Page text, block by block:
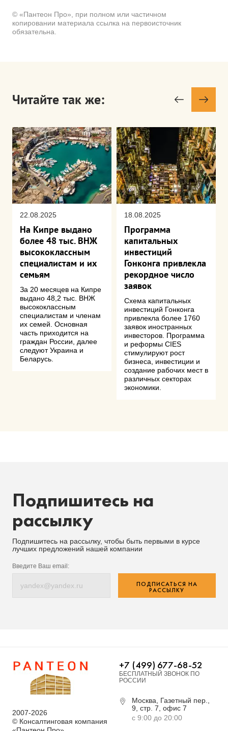
© «Пантеон Про», при полном или частичном
копировании материала ссылка на первоисточник
обязательна.
Читайте так же:
22.08.2025
На Кипре выдано
более 48 тыс. ВНЖ
высококлассным
специалистам и их
семьям
За 20 месяцев на Кипре
выдано 48,2 тыс. ВНЖ
высококлассным
специалистам и членам
их семей. Основная
часть приходится на
граждан России, далее
следуют Украина и
Беларусь.
18.08.2025
Программа
капитальных
инвестиций
Гонконга привлекла
рекордное число
заявок
Схема капитальных
инвестиций Гонконга
привлекла более 1760
заявок иностранных
инвесторов. Программа
и реформы CIES
стимулируют рост
бизнеса, инвестиции и
создание рабочих мест в
различных секторах
экономики.
Подпишитесь на
рассылку
Подпишитесь на рассылку, чтобы быть первыми в курсе
лучших предложений нашей компании
Введите Ваш email:
ПОДПИСАТЬСЯ НА
РАССЫЛКУ
2007-2026
© Консалтинговая компания
+7 (499) 677-68-52
БЕСПЛАТНЫЙ ЗВОНОК ПО
РОССИИ
Москва, Газетный пер.,
9, стр. 7, офис 7
с 9:00 до 20:00